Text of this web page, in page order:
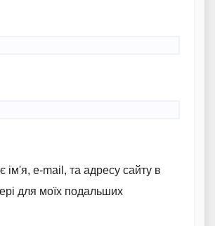
ім'я, e-mail, та адресу сайту в
для моїх подальших